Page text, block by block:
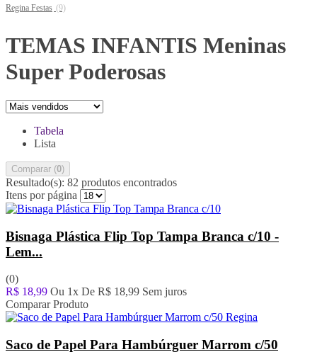
Regina Festas (9)
UltraFest(9)
Veman Plast(6)
Ya Plast
TEMAS INFANTIS Meninas
Super Poderosas
Tabela
Lista
Comparar (0)
Resultado(s): 82 produtos encontrados
Itens por página
Bisnaga Plástica Flip Top Tampa Branca c/10 -
Lem...
(0)
R$ 18,99 Ou 1x De R$ 18,99 Sem juros
Comparar Produto
Saco de Papel Para Hambúrguer Marrom c/50